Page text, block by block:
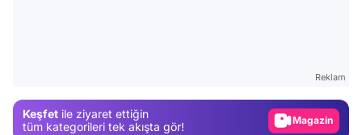
Reklam
Keşfet ile ziyaret ettiğin
tüm kategorileri tek akışta gör!
Magazin